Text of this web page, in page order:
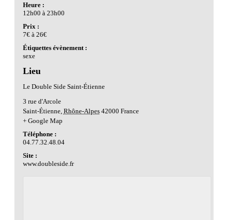
Heure :
12h00 à 23h00
Prix :
7€ à 26€
Étiquettes évènement :
sexe
Lieu
Le Double Side Saint-Étienne
3 rue d'Arcole
Saint-Étienne, Rhône-Alpes 42000 France
+ Google Map
Téléphone :
04.77.32.48.04
Site :
www.doubleside.fr